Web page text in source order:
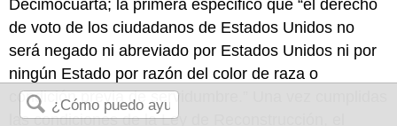
Decimocuarta; la primera especificó que “el derecho
de voto de los ciudadanos de Estados Unidos no
será negado ni abreviado por Estados Unidos ni por
ningún Estado por razón del color de raza o
condición previa de servidumbre.” Una vez cumplidas
las condiciones de la Ley de Reconstrucción, el